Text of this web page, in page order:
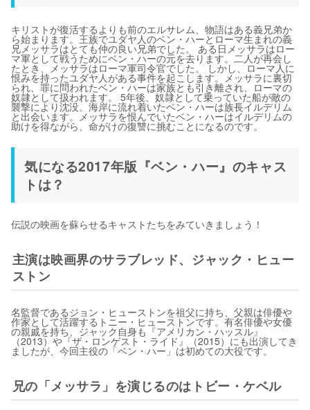
キリストが復活するよりも前のエルサレム、物語はある義兄弟か
ら始まります。王族でユダヤ人のベン・ハーとローマ生まれの義
兄メッサラはとても仲の良い兄弟でした。 ある日メッサラはロー
マ軍として戦うためにベン・ハーの元を去ります。二人が再会し
たとき、メッサラはローマ軍司令官でした。 しかし、ローマ人に
恨みを持ったユダヤ人がある事件を起こします。メッサラに裏切
られ、罪に問われたベン・ハーは家族とも引き離され、ローマの
奴隷として扱われます。 5年後、奴隷として乗っていた船が敵の
襲撃により沈没。海岸に流れ着いたベン・ハーは族長イルデリム
と出会います。メッサラを恨んでいたベン・ハーはイルデリムの
助けを得ながら、命がけの復讐に挑むことになるのです。
気になる2017年版『ベン・ハー』のキャス
トは？
伝説の映画を蘇らせるキャストたちをみていきましょう！
主演は映画界のサラブレッド、ジャック・ヒュー
ストン
名監督であるジョン・ヒューストンを祖父に持ち、父親は俳優や
作家として活躍するトニー・ヒューストンです。有名俳優や女優
の親戚を持ち、ジャック自身も『アメリカン・ハッスル』
（2013）や『ザ・ロンゲスト・ライド』（2015）にも出演してき
ましたが、今回主役の「ベン・ハー」は初めての大役です。
兄の「メッサラ」を演じるのはトビー・ケベル